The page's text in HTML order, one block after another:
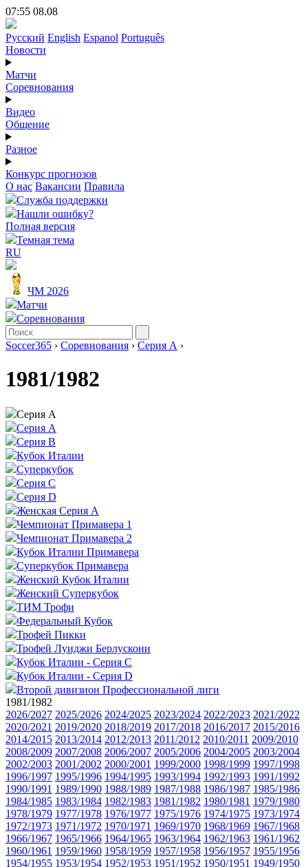
07:55 08.08
Русский English Espanol Português
Новости
Матчи
Соревнования
Видео
Общение
Разное
Конкурс прогнозов
О нас Вакансии Правила
Служба поддержки
Нашли ошибку?
Полная версия
Темная тема
RU
ЧМ 2026
Матчи
Соревнования
Soccer365 › Соревнования › Серия А ›
1981/1982
Серия А
Серия А
Серия B
Кубок Италии
Суперкубок
Серия C
Серия D
Женская Серия А
Чемпионат Примавера 1
Чемпионат Примавера 2
Кубок Италии Примавера
Суперкубок Примавера
Женский Кубок Италии
Женский Суперкубок
ТИМ Трофи
Федеральный Кубок
Трофей Пикки
Трофей Луиджи Берлускони
Кубок Италии - Серия C
Кубок Италии - Серия D
Второй дивизион Профессиональной лиги
1981/1982
2026/2027 2025/2026 2024/2025 2023/2024 2022/2023 2021/2022
2020/2021 2019/2020 2018/2019 2017/2018 2016/2017 2015/2016
2014/2015 2013/2014 2012/2013 2011/2012 2010/2011 2009/2010
2008/2009 2007/2008 2006/2007 2005/2006 2004/2005 2003/2004
2002/2003 2001/2002 2000/2001 1999/2000 1998/1999 1997/1998
1996/1997 1995/1996 1994/1995 1993/1994 1992/1993 1991/1992
1990/1991 1989/1990 1988/1989 1987/1988 1986/1987 1985/1986
1984/1985 1983/1984 1982/1983 1981/1982 1980/1981 1979/1980
1978/1979 1977/1978 1976/1977 1975/1976 1974/1975 1973/1974
1972/1973 1971/1972 1970/1971 1969/1970 1968/1969 1967/1968
1966/1967 1965/1966 1964/1965 1963/1964 1962/1963 1961/1962
1960/1961 1959/1960 1958/1959 1957/1958 1956/1957 1955/1956
1954/1955 1953/1954 1952/1953 1951/1952 1950/1951 1949/1950